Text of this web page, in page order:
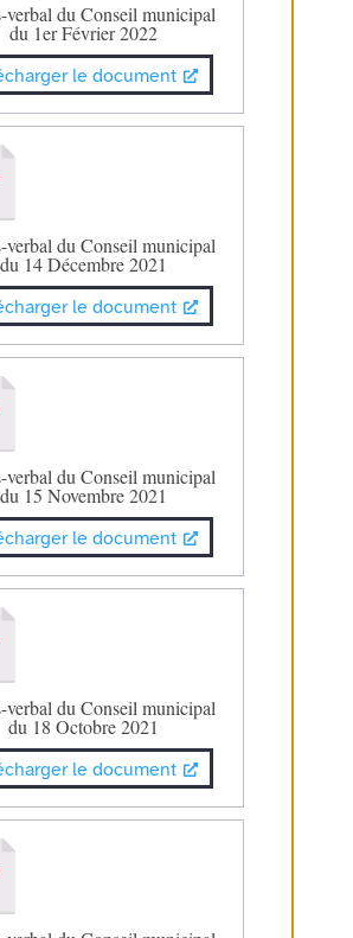
verbal du Conseil municipal
du 1er Février 2022
le document
verbal du Conseil municipal
du 14 Décembre 2021
le document
verbal du Conseil municipal
du 15 Novembre 2021
le document
verbal du Conseil municipal
du 18 Octobre 2021
le document